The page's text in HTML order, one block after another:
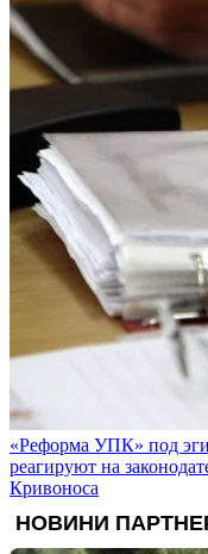
«Реформа УПК» под
реагируют на
Кривоноса